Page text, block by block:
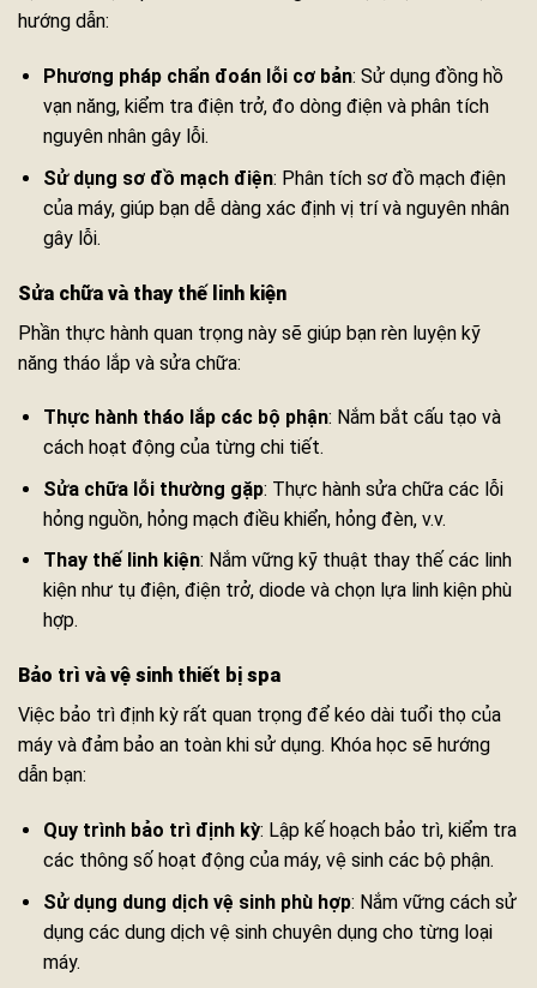
hướng dẫn:
Phương pháp chẩn đoán lỗi cơ bản: Sử dụng đồng hồ
vạn năng, kiểm tra điện trở, đo dòng điện và phân tích
nguyên nhân gây lỗi.
Sử dụng sơ đồ mạch điện: Phân tích sơ đồ mạch điện
của máy, giúp bạn dễ dàng xác định vị trí và nguyên nhân
gây lỗi.
Sửa chữa và thay thế linh kiện
Phần thực hành quan trọng này sẽ giúp bạn rèn luyện kỹ
năng tháo lắp và sửa chữa:
Thực hành tháo lắp các bộ phận: Nắm bắt cấu tạo và
cách hoạt động của từng chi tiết.
Sửa chữa lỗi thường gặp: Thực hành sửa chữa các lỗi
hỏng nguồn, hỏng mạch điều khiển, hỏng đèn, v.v.
Thay thế linh kiện: Nắm vững kỹ thuật thay thế các linh
kiện như tụ điện, điện trở, diode và chọn lựa linh kiện phù
hợp.
Bảo trì và vệ sinh thiết bị spa
Việc bảo trì định kỳ rất quan trọng để kéo dài tuổi thọ của
máy và đảm bảo an toàn khi sử dụng. Khóa học sẽ hướng
dẫn bạn:
Quy trình bảo trì định kỳ: Lập kế hoạch bảo trì, kiểm tra
các thông số hoạt động của máy, vệ sinh các bộ phận.
Sử dụng dung dịch vệ sinh phù hợp: Nắm vững cách sử
dụng các dung dịch vệ sinh chuyên dụng cho từng loại
máy.